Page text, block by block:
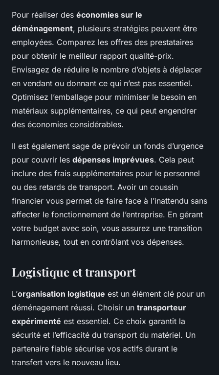
Pour réaliser des économies sur le
déménagement, plusieurs stratégies peuvent être
employées. Comparez les offres des prestataires
pour obtenir le meilleur rapport qualité-prix.
Envisagez de réduire le nombre d’objets à déplacer
en vendant ou donnant ce qui n’est pas essentiel.
Optimisez l’emballage pour minimiser le besoin en
matériaux supplémentaires, ce qui peut engendrer
des économies considérables.
Il est également sage de prévoir un fonds d’urgence
pour couvrir les dépenses imprévues. Cela peut
inclure des frais supplémentaires pour le personnel
ou des retards de transport. Avoir un coussin
financier vous permet de faire face à l’inattendu sans
affecter le fonctionnement de l’entreprise. En gérant
votre budget avec soin, vous assurez une transition
harmonieuse, tout en contrôlant vos dépenses.
Logistique et transport
L’organisation logistique est un élément clé pour un
déménagement réussi. Choisir un transporteur
expérimenté est essentiel. Ce choix garantit la
sécurité et l’efficacité du transport du matériel. Un
partenaire fiable sécurise vos actifs durant le
transfert vers le nouveau lieu.